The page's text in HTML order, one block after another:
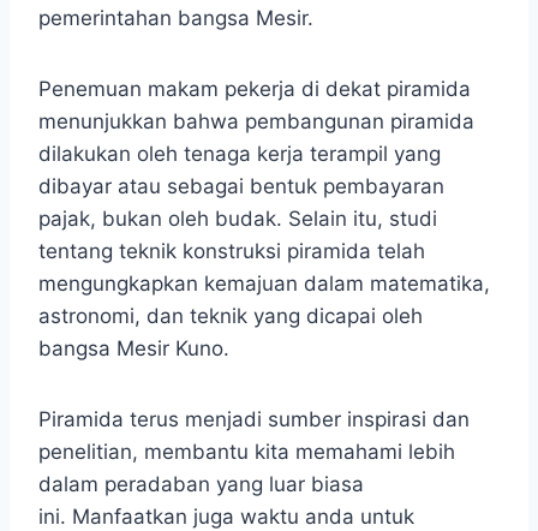
pemerintahan bangsa Mesir.
Penemuan makam pekerja di dekat piramida
menunjukkan bahwa pembangunan piramida
dilakukan oleh tenaga kerja terampil yang
dibayar atau sebagai bentuk pembayaran
pajak, bukan oleh budak. Selain itu, studi
tentang teknik konstruksi piramida telah
mengungkapkan kemajuan dalam matematika,
astronomi, dan teknik yang dicapai oleh
bangsa Mesir Kuno.
Piramida terus menjadi sumber inspirasi dan
penelitian, membantu kita memahami lebih
dalam peradaban yang luar biasa
ini. Manfaatkan juga waktu anda untuk